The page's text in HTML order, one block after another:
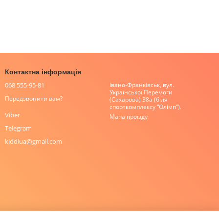
Контактна інформація
068 555-95-81
Передзвонити вам?
Viber
Telegram
kiddiua@gmail.com
Івано-Франківськ, вул.
Української Перемоги
(Сахарова) 38а (біля
спорткомплексу “Олімп”).
Мапа проїзду